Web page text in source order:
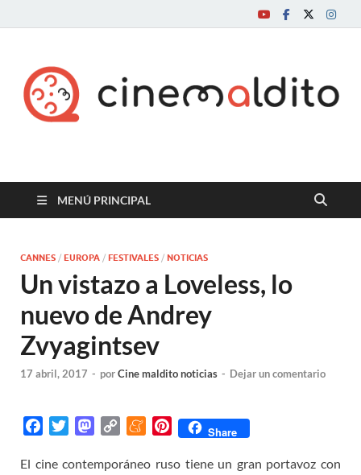
Cine maldito
MENÚ PRINCIPAL
CANNES / EUROPA / FESTIVALES / NOTICIAS
Un vistazo a Loveless, lo
nuevo de Andrey
Zvyagintsev
17 abril, 2017 - porCine maldito noticias - Dejar un comentario
c
i
M
s
p
M
n
P
n
Share
El cine contemporáneo ruso tiene un gran portavoz con